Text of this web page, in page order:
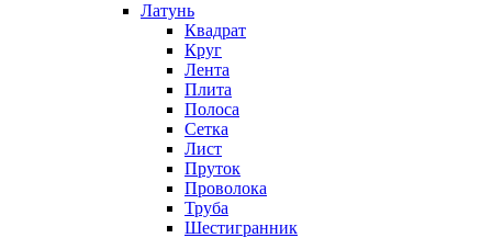
Латунь
Квадрат
Круг
Лента
Плита
Полоса
Сетка
Лист
Пруток
Проволока
Труба
Шестигранник